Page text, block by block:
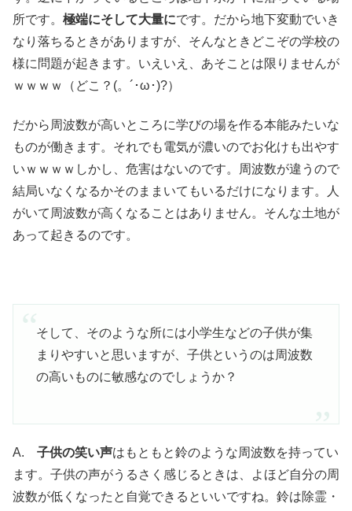
所です。 極端にそして大量にです。だから地下変動でいき
なり落ちるときがありますが、そんなときどこぞの学校の
様に問題が起きます。いえいえ、あそことは限りませんが
ｗｗｗｗ（どこ？(。´･ω･)?）
だから周波数が高いところに学びの場を作る本能みたいな
ものが働きます。それでも電気が濃いのでお化けも出やす
いｗｗｗｗしかし、危害はないのです。周波数が違うので
結局いなくなるかそのままいてもいるだけになります。人
がいて周波数が高くなることはありません。そんな土地が
あって起きるのです。
そして、そのような所には小学生などの子供が集
まりやすいと思いますが、子供というのは周波数
の高いものに敏感なのでしょうか？
A. 子供の笑い声はもともと鈴のような周波数を持ってい
ます。子供の声がうるさく感じるときは、よほど自分の周
波数が低くなったと自覚できるといいですね。鈴は除霊・